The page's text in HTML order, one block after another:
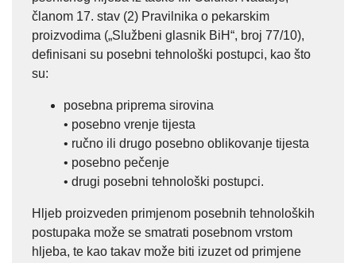
članom 17. stav (2) Pravilnika o pekarskim
proizvodima („Službeni glasnik BiH“, broj 77/10),
definisani su posebni tehnološki postupci, kao što
su:
posebna priprema sirovina
• posebno vrenje tijesta
• ručno ili drugo posebno oblikovanje tijesta
• posebno pečenje
• drugi posebni tehnološki postupci.
Hljeb proizveden primjenom posebnih tehnoloških
postupaka može se smatrati posebnom vrstom
hljeba, te kao takav može biti izuzet od primjene